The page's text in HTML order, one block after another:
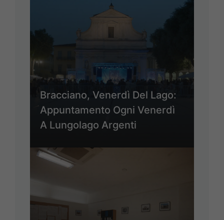
Bracciano, Venerdì Del Lago:
Appuntamento Ogni Venerdì
A Lungolago Argenti